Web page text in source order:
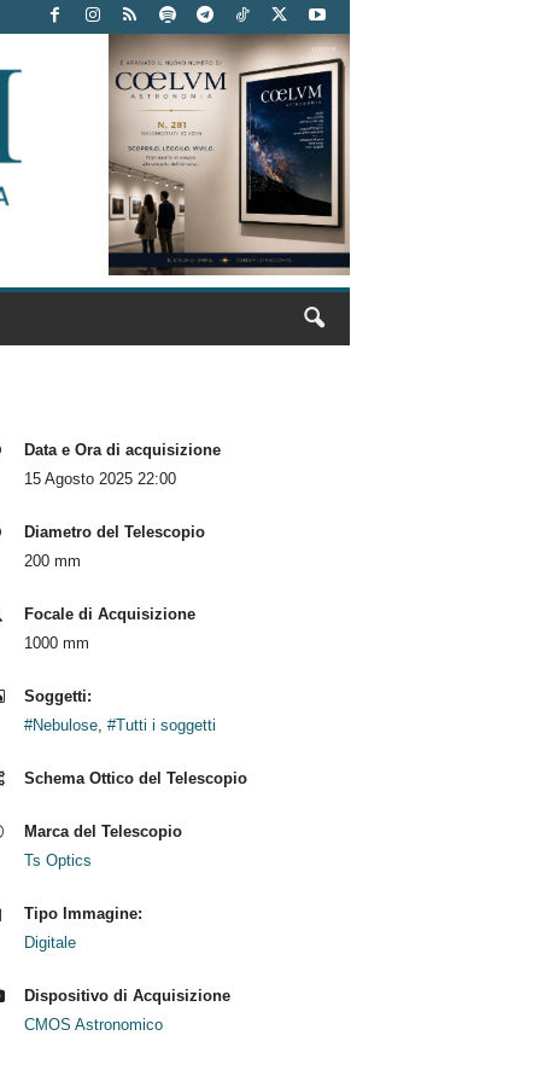
Data e Ora di acquisizione
15 Agosto 2025 22:00
Diametro del Telescopio
200 mm
Focale di Acquisizione
1000 mm
Soggetti:
#Nebulose, #Tutti i soggetti
Schema Ottico del Telescopio
Marca del Telescopio
Ts Optics
Tipo Immagine:
Digitale
Dispositivo di Acquisizione
CMOS Astronomico